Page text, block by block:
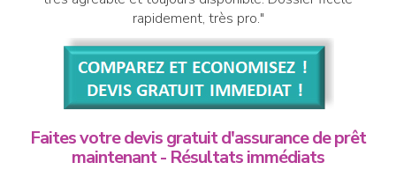
rapidement, très pro."
Faites votre devis gratuit d'assurance de prêt
maintenant - Résultats immédiats